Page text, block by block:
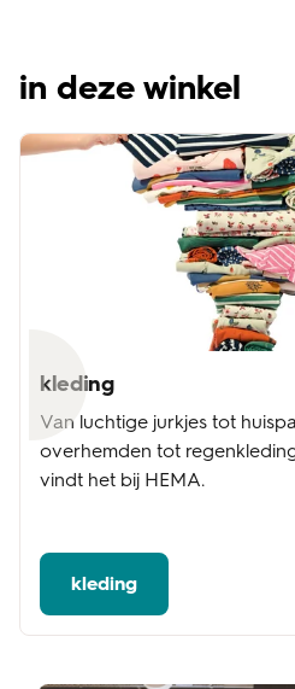
in deze winkel
kleding
Van luchtige jurkjes tot
overhemden tot
vindt het bij HEMA.
kleding